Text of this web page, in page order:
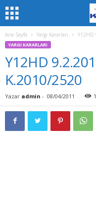
Ana Sayfa Yargı Kararları Y12HD
YARGI KARARLARI
Y12HD
K.2010/2520
Yazar admin - 08/04/2011